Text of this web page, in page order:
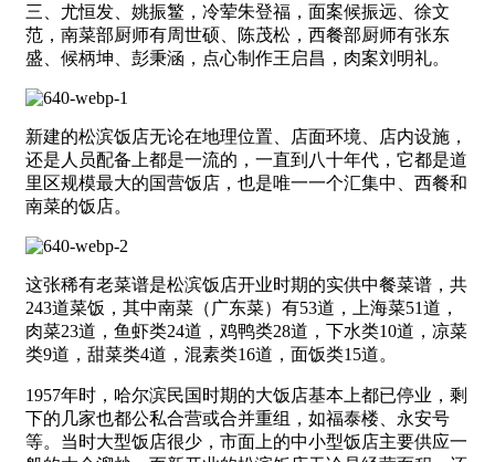
三、尤恒发、姚振鳘，冷荤朱登福，面案候振远、徐文
范，南菜部厨师有周世硕、陈茂松，西餐部厨师有张东
盛、候柄坤、彭秉涵，点心制作王启昌，肉案刘明礼。
新建的松滨饭店无论在地理位置、店面环境、店内设施，
还是人员配备上都是一流的，一直到八十年代，它都是道
里区规模最大的国营饭店，也是唯一一个汇集中、西餐和
南菜的饭店。
这张稀有老菜谱是松滨饭店开业时期的实供中餐菜谱，共
243道菜饭，其中南菜（广东菜）有53道，上海菜51道，
肉菜23道，鱼虾类24道，鸡鸭类28道，下水类10道，凉菜
类9道，甜菜类4道，混素类16道，面饭类15道。
1957年时，哈尔滨民国时期的大饭店基本上都已停业，剩
下的几家也都公私合营或合并重组，如福泰楼、永安号
等。当时大型饭店很少，市面上的中小型饭店主要供应一